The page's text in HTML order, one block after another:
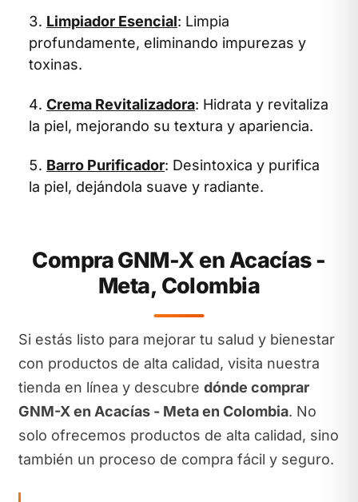
Limpiador Esencial: Limpia
profundamente, eliminando impurezas y
toxinas.
Crema Revitalizadora: Hidrata y revitaliza
la piel, mejorando su textura y apariencia.
Barro Purificador: Desintoxica y purifica
la piel, dejándola suave y radiante.
Compra GNM-X en Acacías -
Meta, Colombia
Si estás listo para mejorar tu salud y bienestar
con productos de alta calidad, visita nuestra
tienda en línea y descubre dónde comprar
GNM-X en Acacías - Meta en Colombia. No
solo ofrecemos productos de alta calidad, sino
también un proceso de compra fácil y seguro.